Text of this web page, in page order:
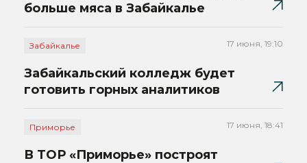
больше мяса в Забайкалье
Забайкалье 17 июня, 19:10
Забайкальский колледж будет
готовить горных аналитиков
Приморье 17 июня, 18:41
В ТОР «Приморье» построят